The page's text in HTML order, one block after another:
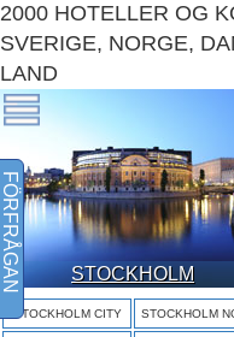
2000 HOTELLER OG
SVERIGE, NORGE,
LAND
STOCKHOLM
STOCKHOLM CITY STOCKHOLM
FÖRFRÅGAN